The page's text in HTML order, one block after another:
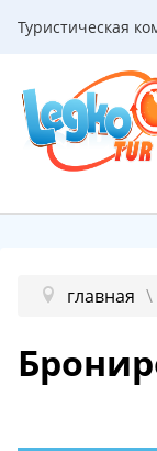
Туристическая
главная